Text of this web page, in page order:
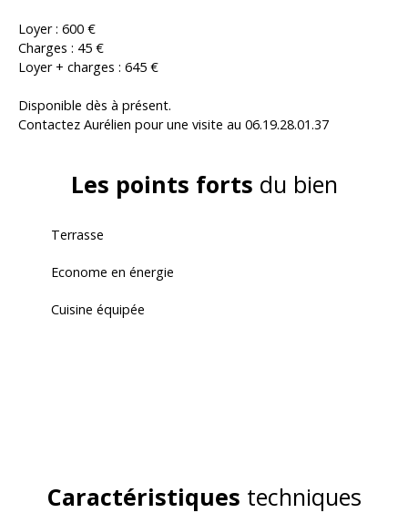
Loyer : 600 €
Charges : 45 €
Loyer + charges : 645 €
Disponible dès à présent.
Contactez Aurélien pour une visite au 06.19.28.01.37
Les points forts du bien
Terrasse
Econome en énergie
Cuisine équipée
Caractéristiques techniques